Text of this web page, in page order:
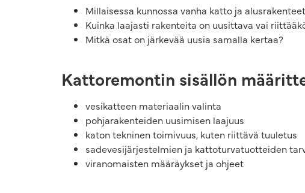
Millaisessa kunnossa vanha katto ja
Kuinka laajasti rakenteita on uusittava vai
Mitkä osat on järkevää uusia samalla kertaa?
Kattoremontin sisällön
vesikatteen materiaalin valinta
pohjarakenteiden uusimisen laajuus
katon tekninen toimivuus, kuten riittävä tuuletus
sadevesijärjestelmien ja kattoturvatuotteiden
viranomaisten määräykset ja ohjeet